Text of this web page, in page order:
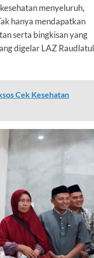
menyeluruh,
hanya mendapatkan
serta bingkisan yang
digelar LAZ Raudlatul
Cek Kesehatan